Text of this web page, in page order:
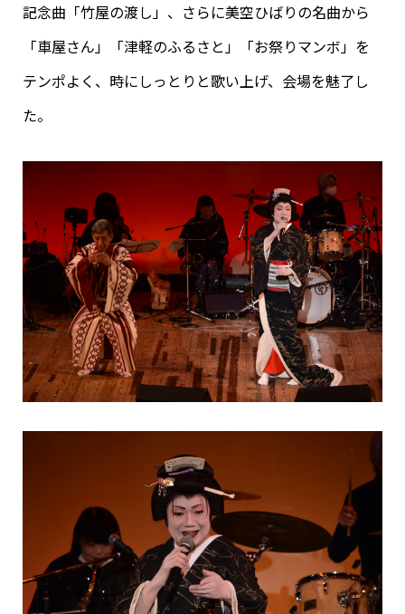
記念曲「竹屋の渡し」、さらに美空ひばりの名曲から
「車屋さん」「津軽のふるさと」「お祭りマンボ」を
テンポよく、時にしっとりと歌い上げ、会場を魅了し
た。